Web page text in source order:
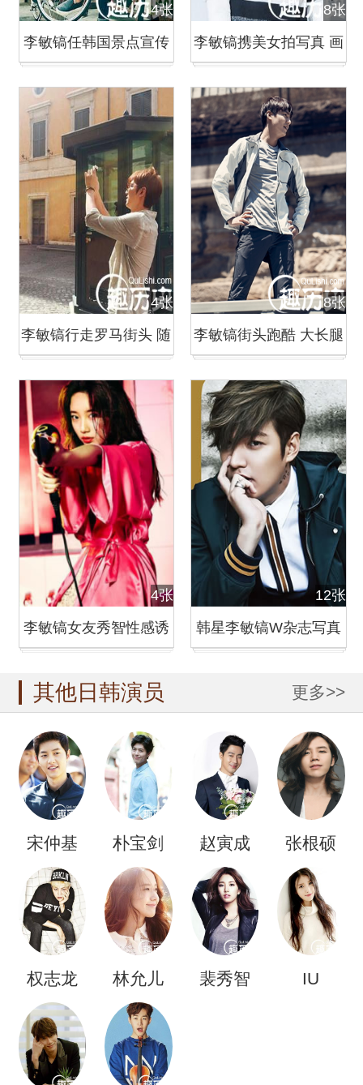
4张
李敏镐任韩国景点宣传
8张
李敏镐携美女拍写真 画
4张
李敏镐行走罗马街头 随
8张
李敏镐街头跑酷 大长腿
4张
李敏镐女友秀智性感诱
12张
韩星李敏镐W杂志写真
其他日韩演员 更多>>
宋仲基 朴宝剑 赵寅成 张根硕
权志龙 林允儿 裴秀智 IU